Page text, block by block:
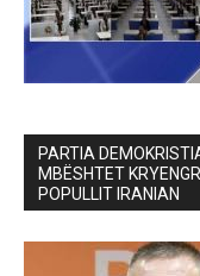
PARTIA
MBËSHTET
POPULLIT IRANIAN